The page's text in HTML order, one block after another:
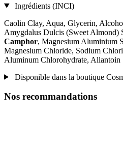
Ingrédients (INCI)
Caolin Clay, Aqua, Glycerin,
Amygdalus Dulcis (Sweet Almond)
Camphor, Magnesium Aluminium
Magnesium Chloride, Sodium
Aluminum Chlorohydrate, Allantoin
Disponible dans la boutique
Nos recommandations